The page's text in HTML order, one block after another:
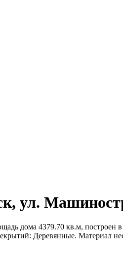
ул.
дома 4379.70 кв.м, построен
Деревянные. Материал